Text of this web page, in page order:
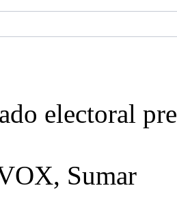
electoral
Sumar